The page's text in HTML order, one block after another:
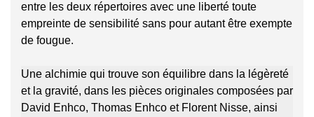
entre les deux répertoires avec une liberté toute
empreinte de sensibilité sans pour autant être exempte
de fougue.
Une alchimie qui trouve son équilibre dans la légèreté
et la gravité, dans les pièces originales composées par
David Enhco, Thomas Enhco et Florent Nisse, ainsi